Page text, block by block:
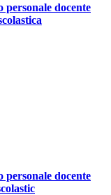
docente
docente